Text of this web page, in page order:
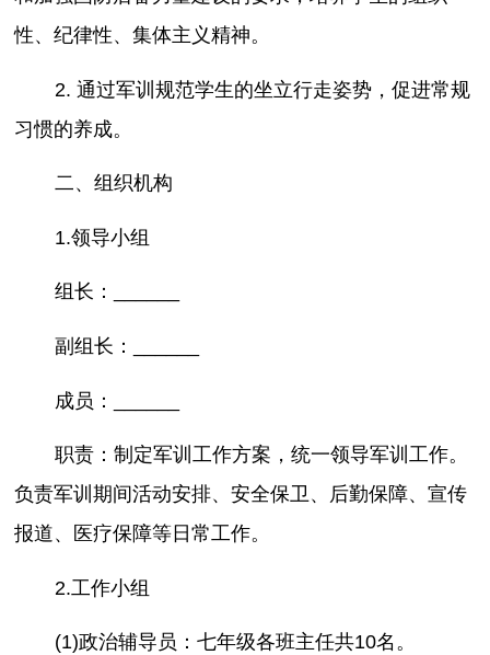
性、纪律性、集体主义精神。
2. 通过军训规范学生的坐立行走姿势，促进常规
习惯的养成。
二、组织机构
1.领导小组
组长：______
副组长：______
成员：______
职责：制定军训工作方案，统一领导军训工作。
负责军训期间活动安排、安全保卫、后勤保障、宣传
报道、医疗保障等日常工作。
2.工作小组
(1)政治辅导员：七年级各班主任共10名。